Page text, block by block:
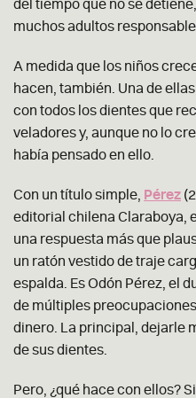
del tiempo que no se
muchos adultos
A medida que los niños
hacen, también. Una de
con todos los dientes que
veladores y, aunque no lo
había pensado en ello.
Con un título simple, Pérez
editorial chilena Claraboya,
una respuesta más que
un ratón vestido de traje
espalda. Es Odón Pérez, el
de múltiples
dinero. La principal, dejarle
de sus dientes.
Pero, ¿qué hace con ellos?